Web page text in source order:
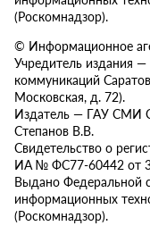
(Роскомнадзор).
© Информационное
Учредитель издания
коммуникаций
Московская, д. 72).
Издатель — ГАУ СМИ
Степанов В.В.
Свидетельство о
ИА № ФС77-60442 от
Выдано Федеральной
информационных
(Роскомнадзор).